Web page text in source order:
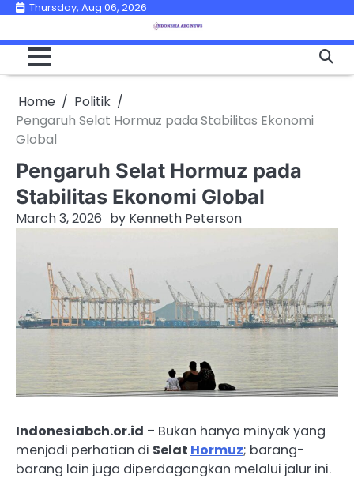
Skip
content
Thursday, Aug 06, 2026
Home
Politik
Pengaruh Selat Hormuz pada Stabilitas Ekonomi
Global
Pengaruh Selat Hormuz pada
Stabilitas Ekonomi Global
March 3, 2026 by Kenneth Peterson
Indonesiabch.or.id – Bukan hanya minyak yang
menjadi perhatian di Selat Hormuz; barang-
barang lain juga diperdagangkan melalui jalur ini.